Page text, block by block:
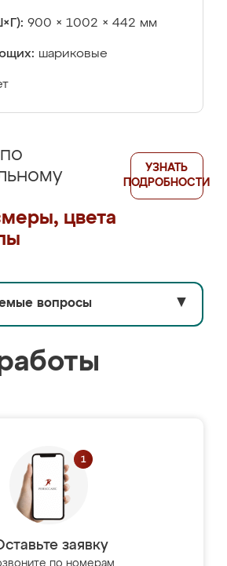
900 × 1002 × 442 мм
шариковые
цвета
УЗНАТЬ
ПОДРОБНОСТИ
вопросы ▼
заявку
по номерам